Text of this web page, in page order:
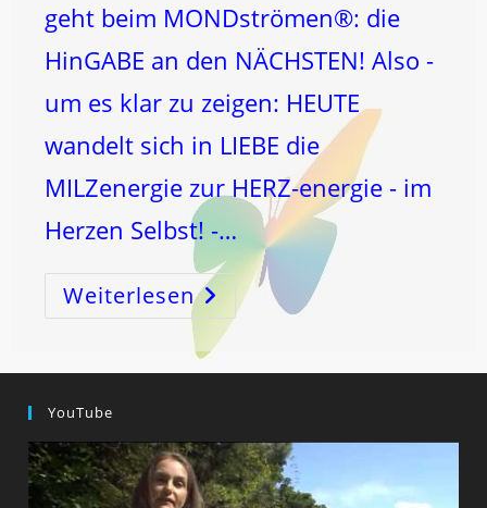
geht beim MONDströmen®: die
HinGABE an den NÄCHSTEN! Also -
um es klar zu zeigen: HEUTE
wandelt sich in LIEBE die
MILZenergie zur HERZ-energie - im
Herzen Selbst! -…
WeiterlesenWahre
HEILung
Ist
Das
GEGENTEIL
…
YouTube